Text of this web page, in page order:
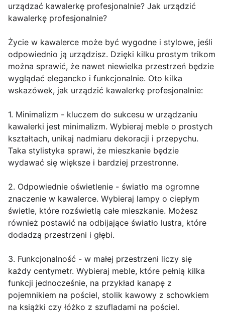
urządzać kawalerkę profesjonalnie? Jak urządzić
kawalerkę profesjonalnie?
Życie w kawalerce może być wygodne i stylowe, jeśli
odpowiednio ją urządzisz. Dzięki kilku prostym trikom
można sprawić, że nawet niewielka przestrzeń będzie
wyglądać elegancko i funkcjonalnie. Oto kilka
wskazówek, jak urządzić kawalerkę profesjonalnie:
1. Minimalizm - kluczem do sukcesu w urządzaniu
kawalerki jest minimalizm. Wybieraj meble o prostych
kształtach, unikaj nadmiaru dekoracji i przepychu.
Taka stylistyka sprawi, że mieszkanie będzie
wydawać się większe i bardziej przestronne.
2. Odpowiednie oświetlenie - światło ma ogromne
znaczenie w kawalerce. Wybieraj lampy o ciepłym
świetle, które rozświetlą całe mieszkanie. Możesz
również postawić na odbijające światło lustra, które
dodadzą przestrzeni i głębi.
3. Funkcjonalność - w małej przestrzeni liczy się
każdy centymetr. Wybieraj meble, które pełnią kilka
funkcji jednocześnie, na przykład kanapę z
pojemnikiem na pościel, stolik kawowy z schowkiem
na książki czy łóżko z szufladami na pościel.